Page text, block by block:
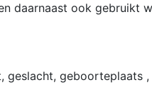
daarnaast ook gebruikt
geslacht, geboorteplaats